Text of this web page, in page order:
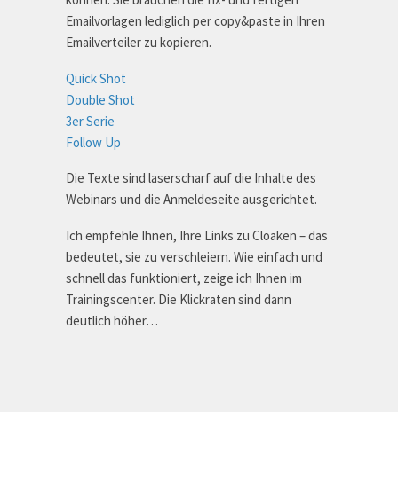
Emailvorlagen lediglich per copy&paste in Ihren
Emailverteiler zu kopieren.
Quick Shot
Double Shot
3er Serie
Follow Up
Die Texte sind laserscharf auf die Inhalte des
Webinars und die Anmeldeseite ausgerichtet.
Ich empfehle Ihnen, Ihre Links zu Cloaken – das
bedeutet, sie zu verschleiern. Wie einfach und
schnell das funktioniert, zeige ich Ihnen im
Trainingscenter. Die Klickraten sind dann
deutlich höher…